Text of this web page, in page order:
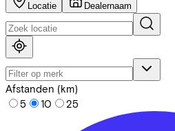
Locatie Dealernaam
Afstanden (km)
5
10 25